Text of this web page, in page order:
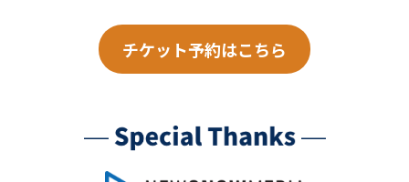
チケット予約はこちら